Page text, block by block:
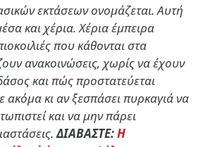
εκτάσεων ονομάζεται. Αυτή
και χέρια. Χέρια έμπειρα
που κάθονται στα
ανακοινώσεις, χωρίς να έχουν
και πώς προστατεύεται
ακόμα κι αν ξεσπάσει πυρκαγιά να
και να μην πάρει
ΔΙΑΒΑΣΤΕ:Η